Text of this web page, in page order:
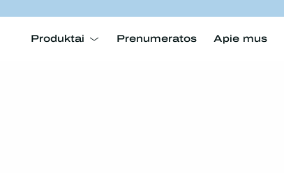
Produktai Prenumeratos Apie mus